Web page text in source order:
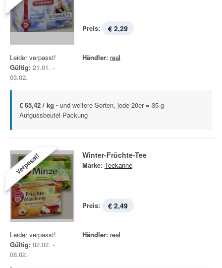
Preis: € 2,29
Leider verpasst!
Gültig: 21.01. -
03.02.
Händler: real
€ 65,42 / kg - und weitere Sorten, jede 20er = 35-g-
Aufgussbeutel-Packung
Verpasst! Winter-Früchte-Tee
Marke: Teekanne
Preis: € 2,49
Leider verpasst!
Gültig: 02.02. -
08.02.
Händler: real